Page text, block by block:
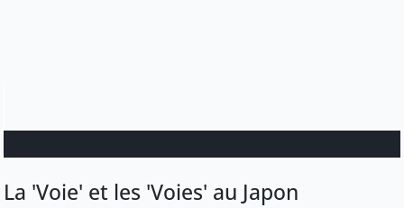
La 'Voie' et les 'Voies' au Japon